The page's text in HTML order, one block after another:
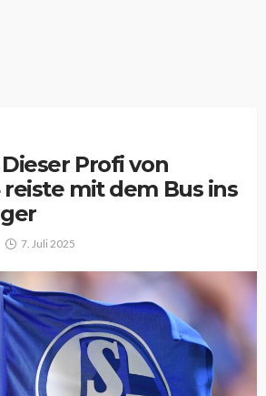
Profi von
reiste mit dem Bus ins
7. Juli 2025